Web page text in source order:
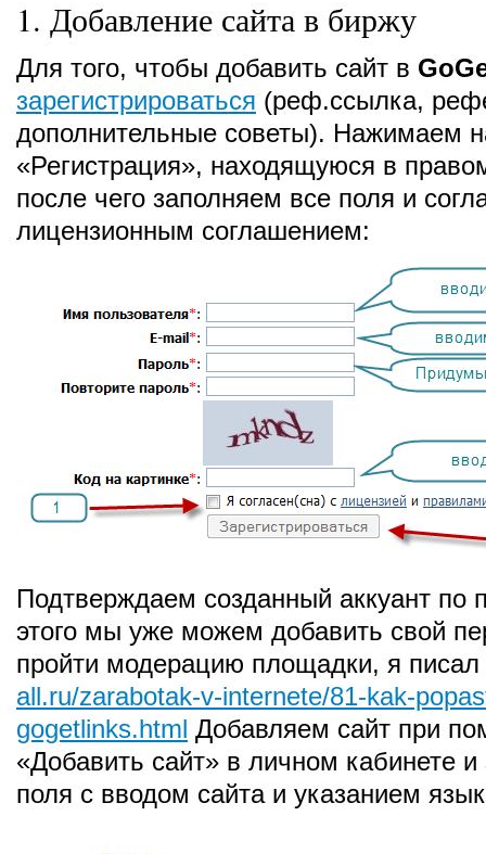
1. Добавление сайта в биржу
Для того, чтобы добавить сайт в
зарегистрироваться (реф.ссылка,
дополнительные советы). Нажимаем
«Регистрация», находящуюся в
после чего заполняем все поля и
лицензионным соглашением:
Подтверждаем созданный аккуант по
этого мы уже можем добавить свой
пройти модерацию площадки, я
all.ru/zarabotak-v-internete/81-kak-
gogetlinks.html Добавляем сайт при
«Добавить сайт» в личном кабинете
поля с вводом сайта и указанием